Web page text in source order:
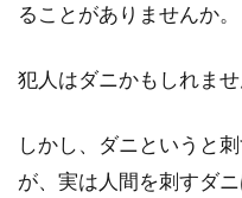
マッ
イロ
ルギー
アレ...
ることがありませんか。
犯人はダニかもしれませ
しかし、ダニというと
が、実は人間を刺すダ